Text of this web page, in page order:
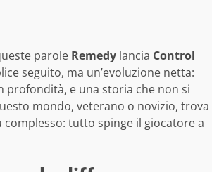
parole Remedy lancia Control
seguito, ma un’evoluzione netta:
profondità, e una storia che non si
mondo, veterano o novizio, trova
complesso: tutto spinge il giocatore a